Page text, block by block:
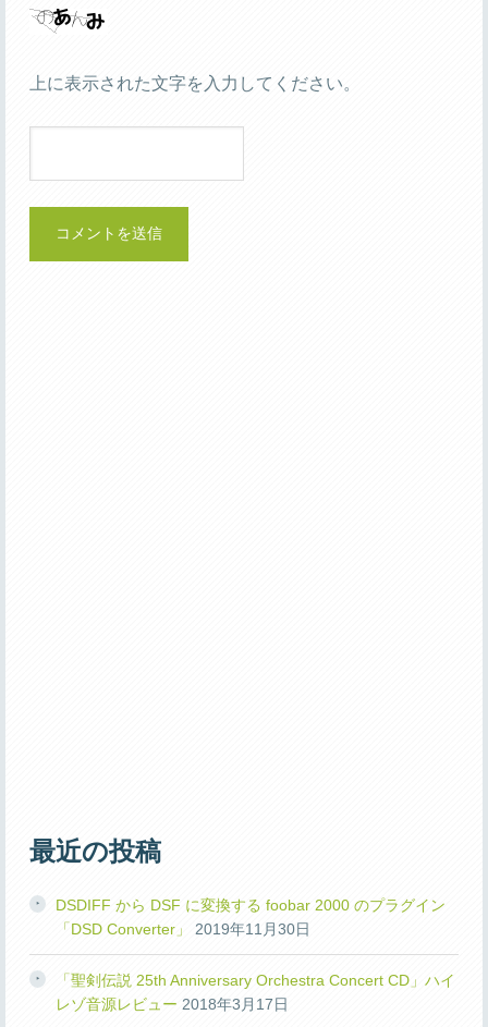
上に表示された文字を入力してください。
最近の投稿
DSDIFF から DSF に変換する foobar 2000 のプラグイン
「DSD Converter」
2019年11月30日
「聖剣伝説 25th Anniversary Orchestra Concert CD」ハイ
レゾ音源レビュー 2018年3月17日